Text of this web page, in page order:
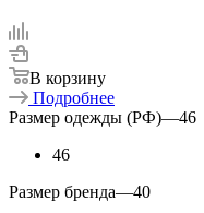
В корзину
Подробнее
Размер одежды (РФ)—46
46
Размер бренда—40